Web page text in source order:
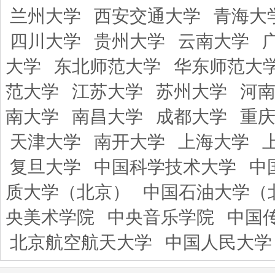
兰州大学
西安交通大学
青海大
四川大学
贵州大学 云南大学
大学
东北师范大学
华东师范大
范大学
江苏大学 苏州大学
河
南大学
南昌大学 成都大学
重
天津大学
南开大学 上海大学
复旦大学
中国科学技术大学
中
质大学（北京）
中国石油大学（
央美术学院
中央音乐学院
中国
北京航空航天大学
中国人民大学